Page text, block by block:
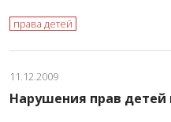
права детей
11.12.2009
Нарушения прав детей